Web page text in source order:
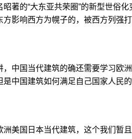
著的“大东亚共荣圈”的新型世俗
方影响西方为幌子的，被西方列强
中国当代建筑的确还需要学习欧
是中国建筑如何满足自己国家人民
美国日本当代建筑，这个我们暂